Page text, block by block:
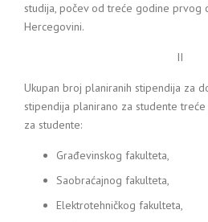
studija, počev od treće godine prvog
Hercegovini.
II
Ukupan broj planiranih stipendija za
stipendija planirano za studente
za studente:
Građevinskog fakulteta,
Saobraćajnog fakulteta,
Elektrotehničkog fakulteta,